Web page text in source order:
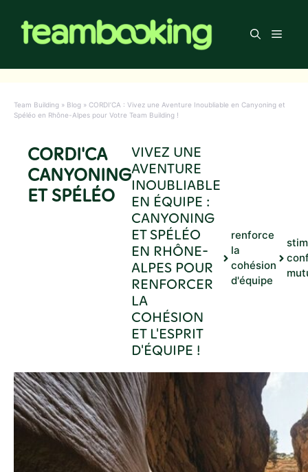
contenu
Menu
Team Building » Blog » CORDI’CA : Vivez une Aventure Inoubliable en Canyoning et
Spéléo en Rhône-Alpes pour Votre Team Building !
CORDI'CA
CANYONING
ET SPÉLÉO
VIVEZ UNE
AVENTURE
INOUBLIABLE
EN ÉQUIPE :
CANYONING
ET SPÉLÉO
EN RHÔNE-
ALPES POUR
RENFORCER
LA
COHÉSION
ET L'ESPRIT
D'ÉQUIPE !
renforce
la
cohésion
d'équipe